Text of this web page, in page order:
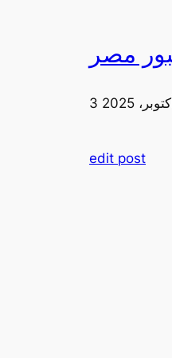
3 أكتوبر، 2025
edit post